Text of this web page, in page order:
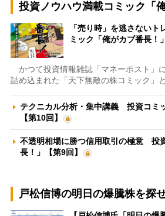
投資ノウハウ満載コミック「
「売り時」を逃さない
ミック「俺がカブ番長！
かつて投資情報雑誌「マネーポスト」
詰め込まれた「天下無敵の株コミック」
テクニカル分析・集中講義 投資コミ
【第10回】
不透明相場に勝つ信用取引の極意 投
長！」【第9回】
戸松信博の明日の爆騰株を探